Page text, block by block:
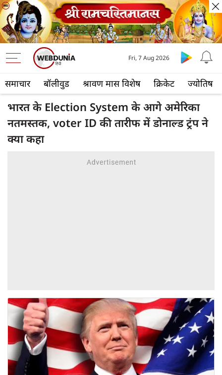
समाचार बॉलीवुड श्रावण मास विशेष क्रिकेट ज्योतिष
Fri, 7 Aug 2026
भारत के Election System के आगे अमेरिका
नतमस्तक, voter ID की तारीफ में डोनाल्ड ट्रंप ने
क्या कहा